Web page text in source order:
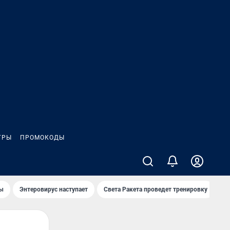
ПРОМОКОДЫ
Энтеровирус наступает Света Ракета проведет тренировку